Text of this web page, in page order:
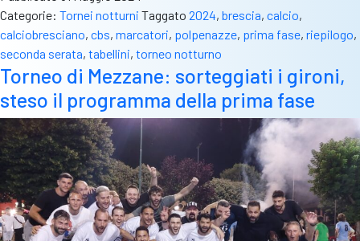
Categorie: Tornei notturni Taggato 2024, brescia, calcio,
calciobresciano, cbs, marcatori, polpenazze, prima fase, riepilogo,
seconda serata, tabellini, torneo notturno
Torneo di Mezzane: sorteggiati i gironi,
steso il programma della prima fase